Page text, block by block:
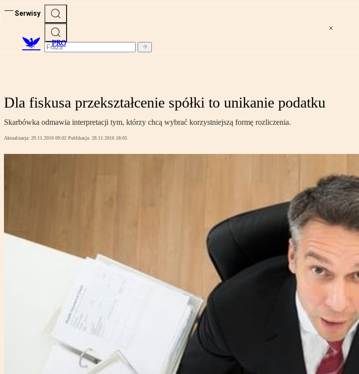
Serwisy
PRO
Dla fiskusa przekształcenie spółki to unikanie podatku
Skarbówka odmawia interpretacji tym, którzy chcą wybrać korzystniejszą formę rozliczenia.
Aktualizacja: 29.11.2016 09:02 Publikacja: 28.11.2016 18:05